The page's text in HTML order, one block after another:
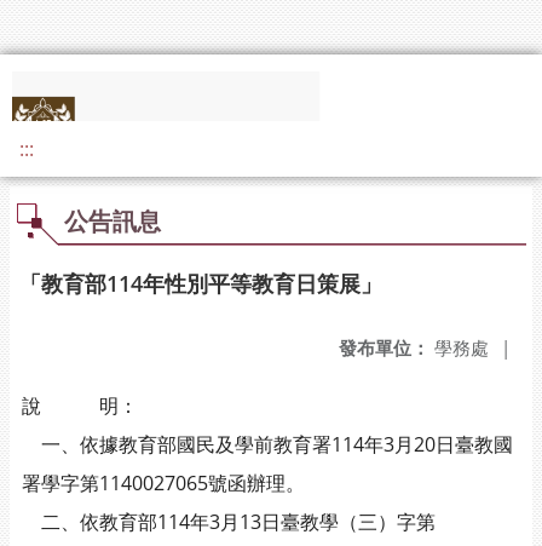
:::
公告訊息
「教育部114年性別平等教育日策展」
發布單位： 學務處 |
說 明：
一、依據教育部國民及學前教育署114年3月20日臺教國
署學字第1140027065號函辦理。
二、依教育部114年3月13日臺教學（三）字第